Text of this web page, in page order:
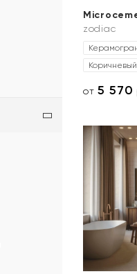
zodiac
Коричневый
от5 570